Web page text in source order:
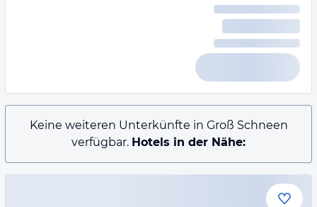
Keine weiteren Unterkünfte in Groß Schneen
verfügbar. Hotels in der Nähe: